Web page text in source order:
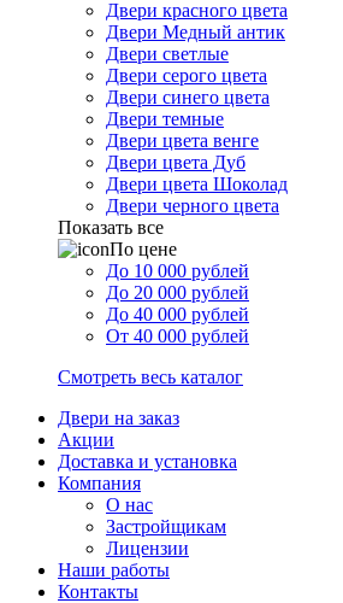
Двери красного цвета
Двери Медный антик
Двери светлые
Двери серого цвета
Двери синего цвета
Двери темные
Двери цвета венге
Двери цвета Дуб
Двери цвета Шоколад
Двери черного цвета
Показать все
По цене
До 10 000 рублей
До 20 000 рублей
До 40 000 рублей
От 40 000 рублей
Смотреть весь каталог
Двери на заказ
Акции
Доставка и установка
Компания
О нас
Застройщикам
Лицензии
Наши работы
Контакты